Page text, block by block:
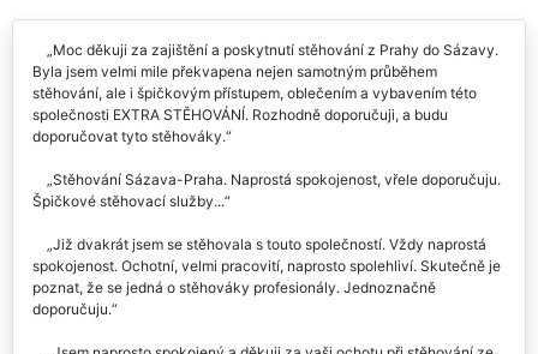
Recenze našich služeb stěhování od zákazníků:
Moc děkuji za zajištění a poskytnutí stěhování z Prahy do Sázavy.
Byla jsem velmi mile překvapena nejen samotným průběhem
stěhování, ale i špičkovým přístupem, oblečením a vybavením této
společnosti EXTRA STĚHOVÁNÍ. Rozhodně doporučuji, a budu
Stěhování Sázava-Praha. Naprostá spokojenost, vřele doporučuju.
Již dvakrát jsem se stěhovala s touto společností. Vždy naprostá
spokojenost. Ochotní, velmi pracovití, naprosto spolehliví. Skutečně je
poznat, že se jedná o stěhováky profesionály. Jednoznačně